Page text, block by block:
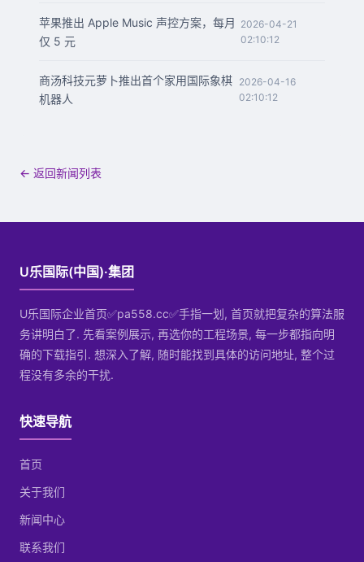
苹果推出 Apple Music 声控方案，每月
仅 5 元
2026-04-21
02:10:12
商汤科技元萝卜推出首个家用国际象棋
机器人
2026-04-16
02:10:12
← 返回新闻列表
U乐国际(中国)·集团
U乐国际企业首页✅pa558.cc✅手指一划, 首页就把复杂的算法服
务讲明白了. 先看案例展示, 再选你的工程场景, 每一步都指向明
确的下载指引. 想深入了解, 随时能找到具体的访问地址, 整个过
程没有多余的干扰.
快速导航
首页
关于我们
新闻中心
联系我们